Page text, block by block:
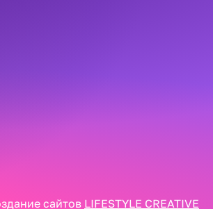
сайтов LIFESTYLE CREATIVE